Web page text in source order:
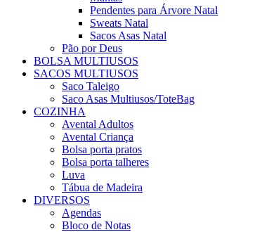
Pendentes para Árvore Natal
Sweats Natal
Sacos Asas Natal
Pão por Deus
BOLSA MULTIUSOS
SACOS MULTIUSOS
Saco Taleigo
Saco Asas Multiusos/ToteBag
COZINHA
Avental Adultos
Avental Criança
Bolsa porta pratos
Bolsa porta talheres
Luva
Tábua de Madeira
DIVERSOS
Agendas
Bloco de Notas